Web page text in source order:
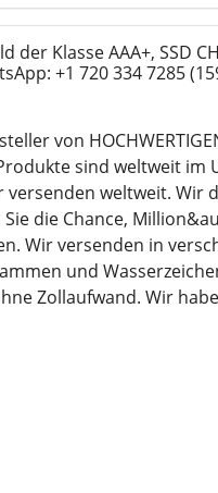
der Klasse AAA+, SSD
+1 720 334 7285
von
sind weltweit im
weltweit.
die Chance,
Wir versenden in
und
Zollaufwand. Wir